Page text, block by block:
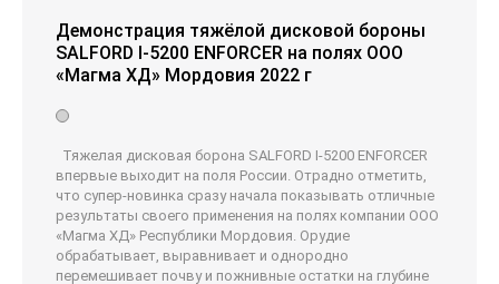
Демонстрация тяжёлой дисковой бороны
SALFORD I-5200 ENFORCER на полях ООО
«Магма ХД» Мордовия 2022 г
Тяжелая дисковая борона SALFORD I-5200 ENFORCER
впервые выходит на поля России. Отрадно отметить,
что супер-новинка сразу начала показывать отличные
результаты своего применения на полях компании ООО
«Магма ХД» Республики Мордовия. Орудие
обрабатывает, выравнивает и однородно
перемешивает почву и пожнивные остатки на глубине